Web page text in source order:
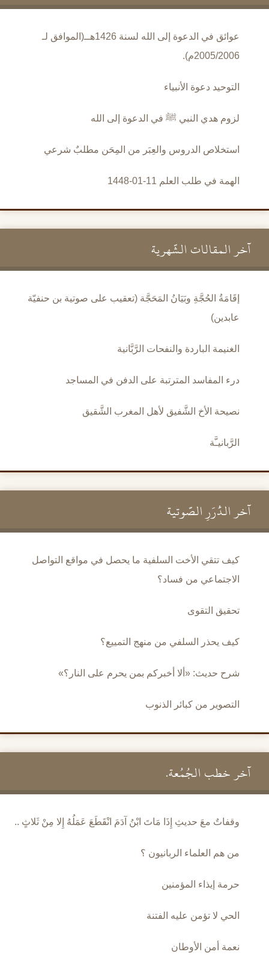
عوائق في الدعوة إلى الله لسنة 1426هــ(الموافق لـ
2005/2006م).
التوحيد دعوة الأنبياء
لزوم هدي النبي ﷺ في الدعوة إلى الله
استخلاص الدروس والعِبَر من المِحَن مطلبٌ شرعي
الهمة في طلب العلم 11-01-1448
آخر المقالات الشَّهرية
إقَامَةُ الحُجَّةِ وبَيَانُ المَحَجَّة (تعقيب على صوتية بن حنفيّة
عابدين)
الغنيمة الباردة والنفحات الرَّبَّانية
درء المفاسد المترتبة على الدفن في المساجد
نصيحة الأخ الشَّفيق لأهل المغرب الشَّقيق
الرَّبانيـَّة
آخر الدُّرَرِ الصَّوتية
كيف تتقي الأخت السلفية ما يحصل في مواقع التواصل
الاجتماعي من فساد؟
تحقيق التقوى
كيف يحذر السلفي من منهج التمييع؟
شرح حديث: «ألا أخبركم بمن يحرم على النار؟»
التصوير من كبائر الذنوب
آخر خطب الجُمُعة.
وقفاتٌ معَ حديثِ إِذَا مَاتَ ابْنُ آدَمَ انْقَطَعَ عَمَلُهُ إِلا مِنْ ثَلاثٍ ..
من هم العلماء الربانيون ؟
حرمة إيذاء المؤمنين
الحي لا تؤمن عليه الفتنة
نعمة أمن الأوطان